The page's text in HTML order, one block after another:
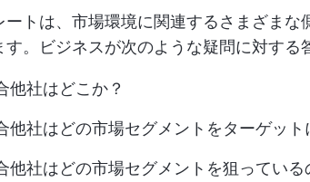
ートは、市場環境に関連するさまざま
す。ビジネスが次のような疑問に対する
他社はどこか？
他社はどの市場セグメントをターゲット
他社はどの市場セグメントを狙っている